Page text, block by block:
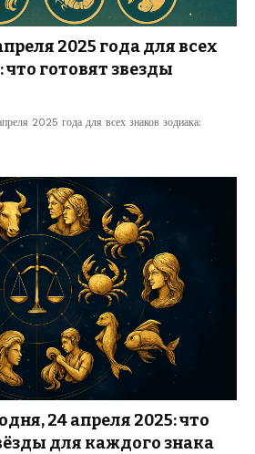
2025 года для всех
что готовят звезды
2025 года для всех знаков зодиака:
24 апреля 2025: что
для каждого знака